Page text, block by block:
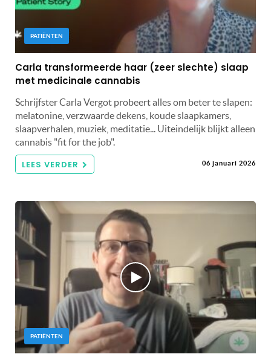
PATIËNTEN
Carla transformeerde haar (zeer slechte) slaap
met medicinale cannabis
Schrijfster Carla Vergot probeert alles om beter te slapen:
melatonine, verzwaarde dekens, koude slaapkamers,
slaapverhalen, muziek, meditatie... Uiteindelijk blijkt alleen
cannabis "fit for the job".
LEES VERDER 06 januari 2026
PATIËNTEN